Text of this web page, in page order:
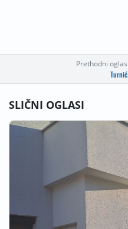
Prethodni oglas
Turnić
SLIČNI OGLASI